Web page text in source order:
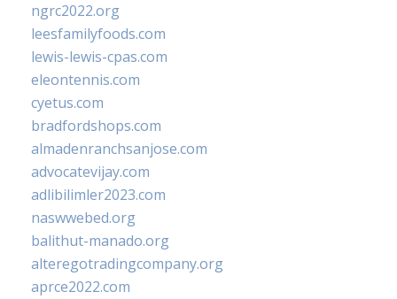
ngrc2022.org
leesfamilyfoods.com
lewis-lewis-cpas.com
eleontennis.com
cyetus.com
bradfordshops.com
almadenranchsanjose.com
advocatevijay.com
adlibilimler2023.com
naswwebed.org
balithut-manado.org
alteregotradingcompany.org
aprce2022.com